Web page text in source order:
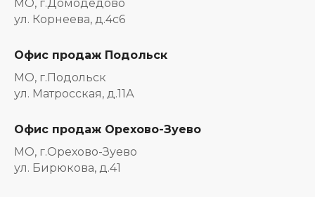
МО, г.Домодедово
ул. Корнеева, д.4с6
Офис продаж Подольск
МО, г.Подольск
ул. Матросская, д.11А
Офис продаж Орехово-Зуево
МО, г.Орехово-Зуево
ул. Бирюкова, д.41